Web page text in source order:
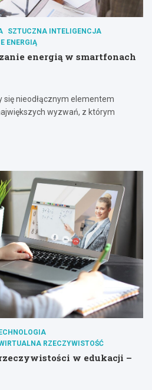
SZTUCZNA INTELIGENCJA
ENERGIĄ
energią w smartfonach
się nieodłącznym elementem
wyzwań, z którym
RZECZYWISTOŚĆ
w edukacji –